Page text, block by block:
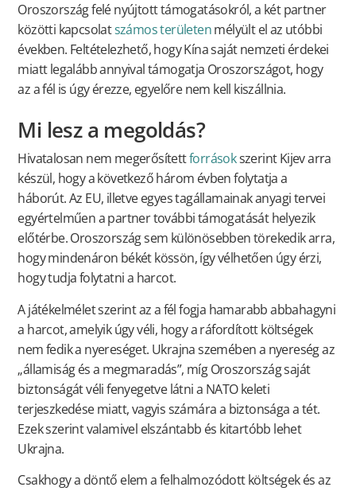
Oroszország felé nyújtott támogatásokról, a két partner
közötti kapcsolatszámos területenmélyült el az utóbbi
években. Feltételezhető, hogy Kína saját nemzeti érdekei
miatt legalább annyival támogatja Oroszországot, hogy
az a fél is úgy érezze, egyelőre nem kell kiszállnia.
Mi lesz a megoldás?
Hivatalosan nem megerősítettforrásokszerint Kijev arra
készül, hogy a következő három évben folytatja a
háborút. Az EU, illetve egyes tagállamainak anyagi tervei
egyértelműen a partner további támogatását helyezik
előtérbe. Oroszország sem különösebben törekedik arra,
hogy mindenáron békét kössön, így vélhetően úgy érzi,
hogy tudja folytatni a harcot.
A játékelmélet szerint az a fél fogja hamarabb abbahagyni
a harcot, amelyik úgy véli, hogy a ráfordított költségek
nem fedik a nyereséget. Ukrajna szemében a nyereség az
„államiság és a megmaradás”, míg Oroszország saját
biztonságát véli fenyegetve látni a NATO keleti
terjeszkedése miatt, vagyis számára a biztonsága a tét.
Ezek szerint valamivel elszántabb és kitartóbb lehet
Ukrajna.
Csakhogy a döntő elem a felhalmozódott költségek és az